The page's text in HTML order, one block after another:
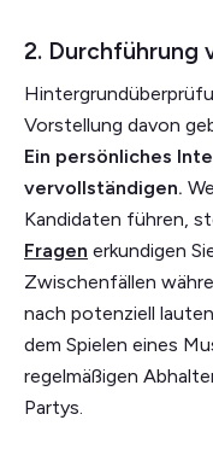
2. Durchführung
Vorstellung davon
Ein persönliches
vervollständigen.
Kandidaten führen,
Fragen erkundigen
Zwischenfällen
nach potenziell
dem Spielen eines
regelmäßigen
Partys.